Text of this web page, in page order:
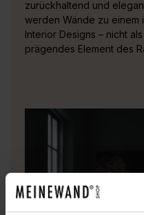
zurückhaltend und
werden Wände zu einem
Interior Designs – nicht
prägendes Element des